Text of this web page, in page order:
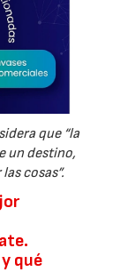
que “la
un destino,
cosas”.
qué